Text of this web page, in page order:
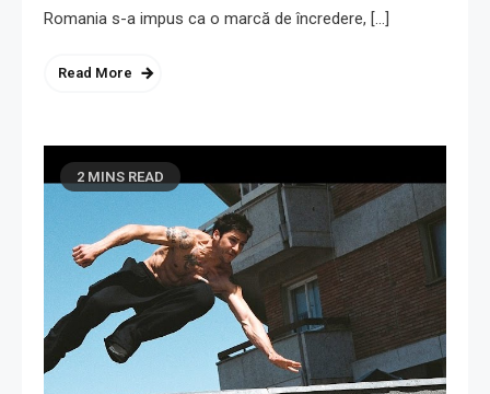
Romania s-a impus ca o marcă de încredere, […]
Read More
2 MINS READ